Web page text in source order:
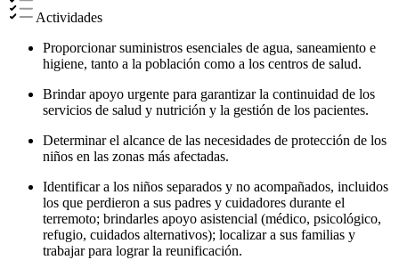
Actividades
Proporcionar suministros esenciales de agua, saneamiento e
higiene, tanto a la población como a los centros de salud.
Brindar apoyo urgente para garantizar la continuidad de los
servicios de salud y nutrición y la gestión de los pacientes.
Determinar el alcance de las necesidades de protección de los
niños en las zonas más afectadas.
Identificar a los niños separados y no acompañados, incluidos
los que perdieron a sus padres y cuidadores durante el
terremoto; brindarles apoyo asistencial (médico, psicológico,
refugio, cuidados alternativos); localizar a sus familias y
trabajar para lograr la reunificación.